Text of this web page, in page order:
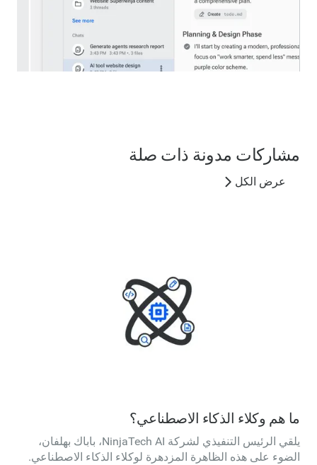
مشاركات مدونة ذات صلة
عرض الكل
ما هم وكلاء الذكاء الاصطناعي؟
يلقي الرئيس التنفيذي لشركة NinjaTech AI، باباك بهلفان،
الضوء على هذه الظاهرة المزدهرة لوكلاء الذكاء الاصطناعي.